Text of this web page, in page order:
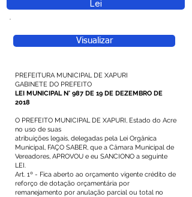
Lei
Visualizar
PREFEITURA MUNICIPAL DE XAPURI
GABINETE DO PREFEITO
LEI MUNICIPAL N° 987 DE 19 DE DEZEMBRO DE
2018
O PREFEITO MUNICIPAL DE XAPURI, Estado do Acre
no uso de suas
atribuições legais, delegadas pela Lei Orgânica
Municipal, FAÇO SABER, que a Câmara Municipal de
Vereadores, APROVOU e eu SANCIONO a seguinte
LEI.
Art. 1º - Fica aberto ao orçamento vigente crédito de
reforço de dotação orçamentária por
remanejamento por anulação parcial ou total no